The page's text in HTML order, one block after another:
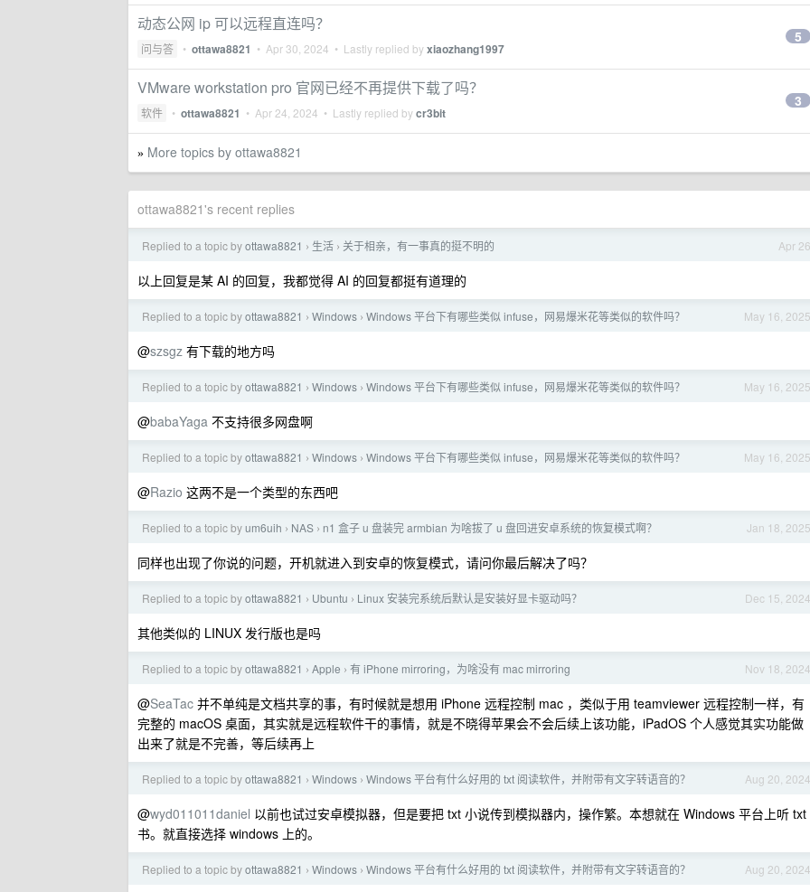
动态公网 ip 可以远程直连吗？
问与答 • ottawa8821 • Apr 30, 2024 • Lastly replied byxiaozhang1997
5
VMware workstation pro 官网已经不再提供下载了吗？
软件 • ottawa8821 • Apr 24, 2024 • Lastly replied bycr3bit
3
» More topics by ottawa8821
ottawa8821's recent replies
Apr 26
Replied to a topic byottawa8821 › 生活 › 关于相亲，有一事真的挺不明的
以上回复是某 AI 的回复，我都觉得 AI 的回复都挺有道理的
May 16, 2025
Replied to a topic byottawa8821 › Windows › Windows 平台下有哪些类似 infuse，网易爆米花等类似的软件吗？
@szsgz 有下载的地方吗
May 16, 2025
Replied to a topic byottawa8821 › Windows › Windows 平台下有哪些类似 infuse，网易爆米花等类似的软件吗？
@babaYaga 不支持很多网盘啊
May 16, 2025
Replied to a topic byottawa8821 › Windows › Windows 平台下有哪些类似 infuse，网易爆米花等类似的软件吗？
@Razio 这两不是一个类型的东西吧
Jan 18, 2025
Replied to a topic byum6uih › NAS › n1 盒子 u 盘装完 armbian 为啥拔了 u 盘回进安卓系统的恢复模式啊？
同样也出现了你说的问题，开机就进入到安卓的恢复模式，请问你最后解决了吗？
Dec 15, 2024
Replied to a topic byottawa8821 › Ubuntu › Linux 安装完系统后默认是安装好显卡驱动吗？
其他类似的 LINUX 发行版也是吗
Nov 18, 2024
Replied to a topic byottawa8821 › Apple › 有 iPhone mirroring，为啥没有 mac mirroring
@SeaTac 并不单纯是文档共享的事，有时候就是想用 iPhone 远程控制 mac ，类似于用 teamviewer 远程控制一样，有
完整的 macOS 桌面，其实就是远程软件干的事情，就是不晓得苹果会不会后续上该功能，iPadOS 个人感觉其实功能做
出来了就是不完善，等后续再上
Aug 20, 2024
Replied to a topic byottawa8821 › Windows › Windows 平台有什么好用的 txt 阅读软件，并附带有文字转语音的？
@wyd011011daniel 以前也试过安卓模拟器，但是要把 txt 小说传到模拟器内，操作繁。本想就在 Windows 平台上听 txt
书。就直接选择 windows 上的。
Aug 20, 2024
Replied to a topic byottawa8821 › Windows › Windows 平台有什么好用的 txt 阅读软件，并附带有文字转语音的？